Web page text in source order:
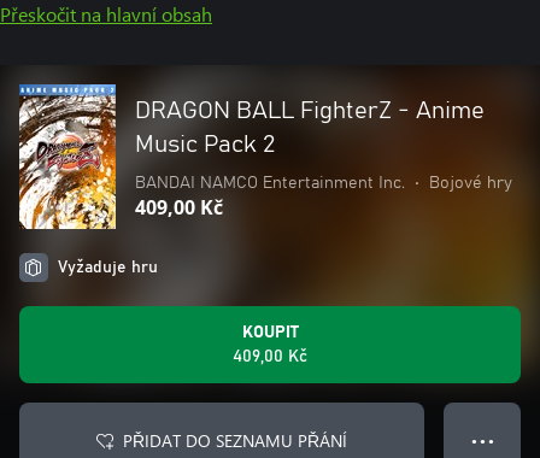
Přeskočit na hlavní obsah
DRAGON BALL FighterZ - Anime
Music Pack 2
BANDAI NAMCO Entertainment Inc. • Bojové hry
409,00 Kč
Vyžaduje hru
KOUPIT
409,00 Kč
PŘIDAT DO SEZNAMU PŘÁNÍ ● ● ●